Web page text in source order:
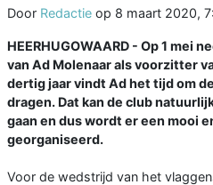
Door Redactie op 8 maart 2020,
HEERHUGOWAARD - Op 1 mei
van Ad Molenaar als voorzitter
dertig jaar vindt Ad het tijd om
dragen. Dat kan de club
gaan en dus wordt er een mooi
georganiseerd.
Voor de wedstrijd van het